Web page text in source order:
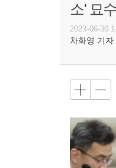
소' 묘
2023-06-30
차화영 기